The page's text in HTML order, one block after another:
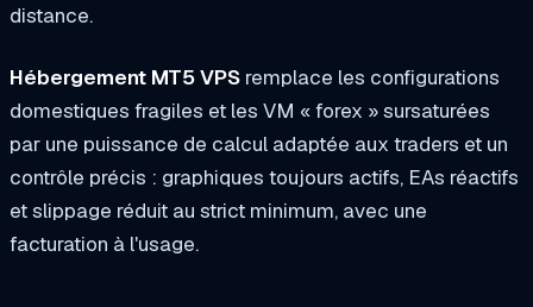
distance.
Hébergement MT5 VPS remplace les configurations
domestiques fragiles et les VM « forex » sursaturées
par une puissance de calcul adaptée aux traders et un
contrôle précis : graphiques toujours actifs, EAs réactifs
et slippage réduit au strict minimum, avec une
facturation à l'usage.